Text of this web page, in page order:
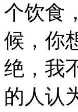
个饮食
候，你
绝，我
的人认